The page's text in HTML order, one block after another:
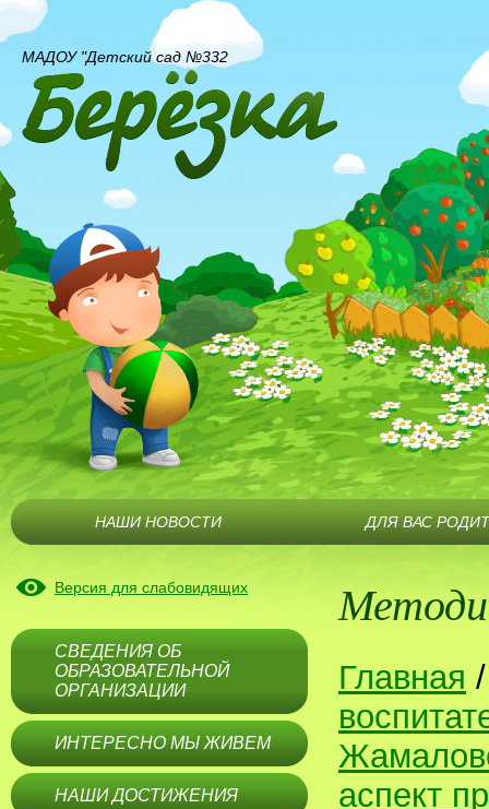
Версия для слабовидящих
СВЕДЕНИЯ ОБ
ОБРАЗОВАТЕЛЬНОЙ
ОРГАНИЗАЦИИ
ИНТЕРЕСНО МЫ ЖИВЕМ
НАШИ ДОСТИЖЕНИЯ
Главная
аспект
МАДОУ "Детский сад №332
НАШИ НОВОСТИ ДЛЯ ВАС